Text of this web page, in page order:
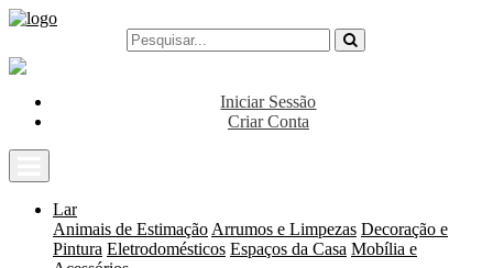
Iniciar Sessão
Criar Conta
Lar
Animais de Estimação Arrumos e Limpezas Decoração e
Pintura Eletrodomésticos Espaços da Casa Mobília e